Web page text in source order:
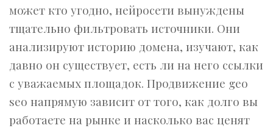
может кто угодно, нейросети вынуждены
тщательно фильтровать источники. Они
анализируют историю домена, изучают, как
давно он существует, есть ли на него ссылки
с уважаемых площадок. Продвижение geo
seo напрямую зависит от того, как долго вы
работаете на рынке и насколько вас ценят